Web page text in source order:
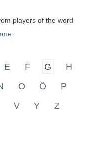
players of the word
E F G
H
O Ö
P
V Y Z